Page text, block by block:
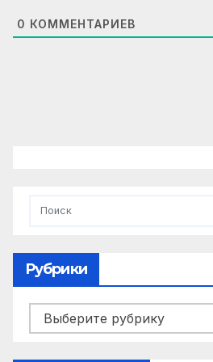
0 КОММЕНТАРИЕВ
Рубрики
Рубрики